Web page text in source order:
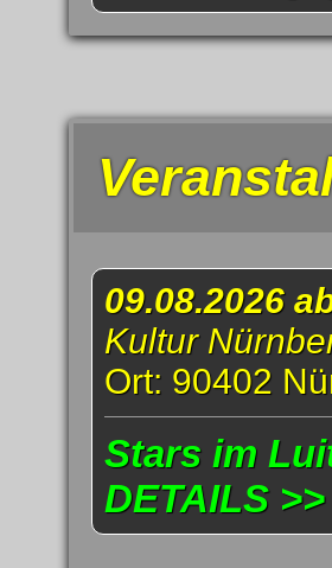
09.08.2026
Kultur
Ort: 90402
Stars im
DETAILS >>